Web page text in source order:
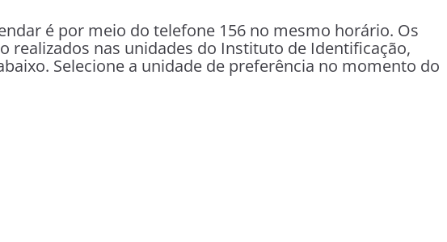
é por meio do telefone 156 no mesmo horário. Os
realizados nas unidades do Instituto de Identificação,
Selecione a unidade de preferência no momento do